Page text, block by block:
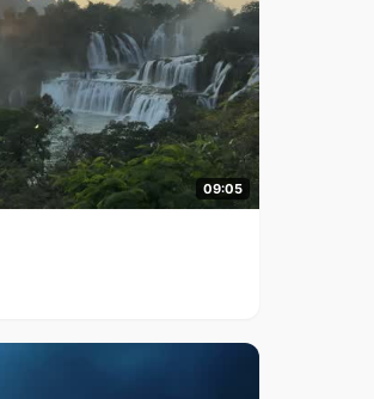
09:05